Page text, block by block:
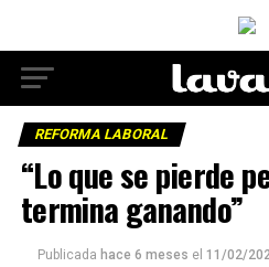
REFORMA LABORAL
“Lo que se pierde
termina ganando”
Publicada hace 6 meses el 11/02/